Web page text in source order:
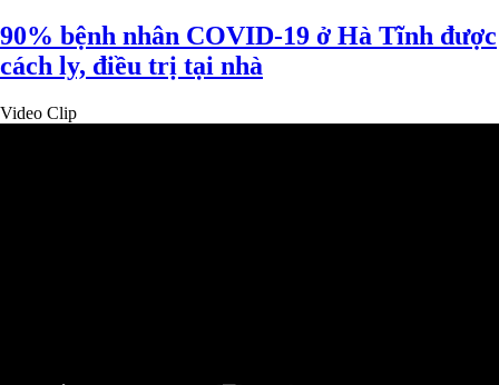
90% bệnh nhân COVID-19 ở Hà Tĩnh được
cách ly, điều trị tại nhà
Video Clip